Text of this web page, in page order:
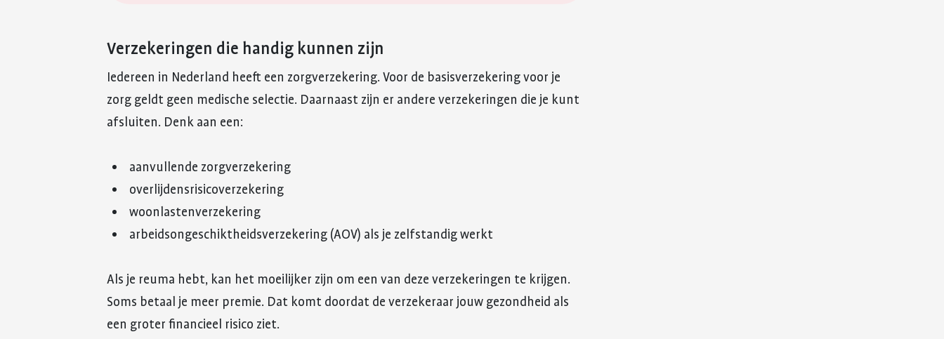
Verzekeringen die handig kunnen zijn
Iedereen in Nederland heeft een zorgverzekering. Voor de basisverzekering voor je
zorg geldt geen medische selectie. Daarnaast zijn er andere verzekeringen die je kunt
afsluiten. Denk aan een:
aanvullende zorgverzekering
overlijdensrisicoverzekering
woonlastenverzekering
arbeidsongeschiktheidsverzekering (AOV) als je zelfstandig werkt
Als je reuma hebt, kan het moeilijker zijn om een van deze verzekeringen te krijgen.
Soms betaal je meer premie. Dat komt doordat de verzekeraar jouw gezondheid als
een groter financieel risico ziet.